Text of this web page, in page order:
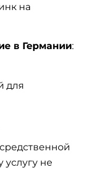
на
в Германии:
для
услугу не